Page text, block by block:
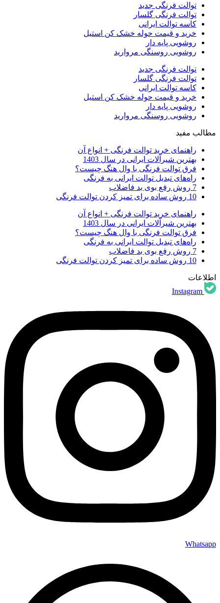
توالت فرنگی جدید
توالت فرنگی گلسار
کاسه توالت ایرانی
خرید و قیمت حوله خشک کن استیل
روشویی پایه دار
روشویی روسنگی مروارید
توالت فرنگی جدید
توالت فرنگی گلسار
کاسه توالت ایرانی
خرید و قیمت حوله خشک کن استیل
روشویی پایه دار
روشویی روسنگی مروارید
مطالب مفید
راهنمای خرید توالت فرنگی + انواع آن
بهترین شیرآلات ایرانی در سال 1403
فرق توالت فرنگی با وال هنگ چیست؟
راه‌های تبدیل توالت ایرانی به فرنگی
7 روش رفع بوی بد فاضلاب
10 روش ساده برای تمیز کردن توالت فرنگی
راهنمای خرید توالت فرنگی + انواع آن
بهترین شیرآلات ایرانی در سال 1403
فرق توالت فرنگی با وال هنگ چیست؟
راه‌های تبدیل توالت ایرانی به فرنگی
7 روش رفع بوی بد فاضلاب
10 روش ساده برای تمیز کردن توالت فرنگی
اطلاعات
Instagram
Whatsapp